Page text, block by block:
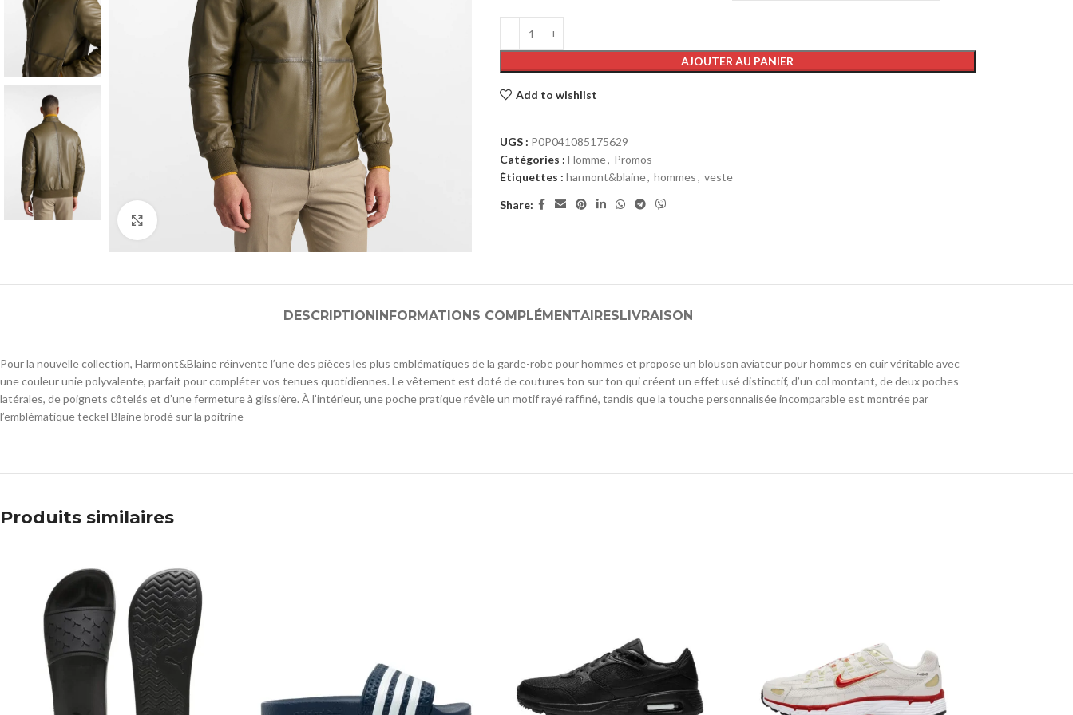
Click to enlarge
AJOUTER AU PANIER
Add to wishlist
UGS : P0P041085175629
Catégories : Homme, Promos
Étiquettes : harmont&blaine, hommes, veste
Share:
DESCRIPTION INFORMATIONS COMPLÉMENTAIRES LIVRAISON
Pour la nouvelle collection, Harmont&Blaine réinvente l’une des pièces les plus emblématiques de la garde-robe pour hommes et propose un blouson aviateur pour hommes en cuir véritable avec
une couleur unie polyvalente, parfait pour compléter vos tenues quotidiennes. Le vêtement est doté de coutures ton sur ton qui créent un effet usé distinctif, d’un col montant, de deux poches
latérales, de poignets côtelés et d’une fermeture à glissière. À l’intérieur, une poche pratique révèle un motif rayé raffiné, tandis que la touche personnalisée incomparable est montrée par
l’emblématique teckel Blaine brodé sur la poitrine
Produits similaires